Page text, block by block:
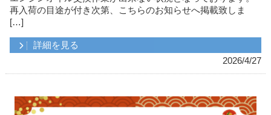
再入荷の目途が付き次第、こちらのお知らせへ掲載致しま
[…]
詳細を見る
2026/4/27